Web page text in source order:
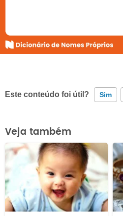
Este conteúdo foi útil? Sim
Este conteúdo contém
Este conteúdo não tem a
Outro
Veja também